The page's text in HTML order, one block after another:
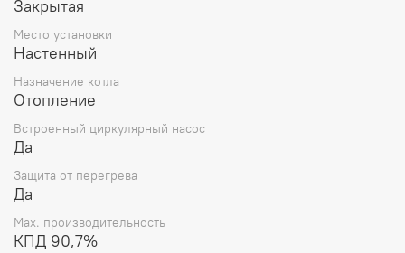
Закрытая
Место установки
Настенный
Назначение котла
Отопление
Встроенный циркулярный насос
Да
Защита от перегрева
Да
Max. производительность
КПД 90,7%